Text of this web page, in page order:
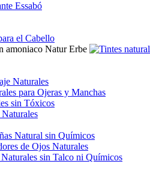
Essabó
el Cabello
amoniaco Natur Erbe
Naturales
para Ojeras y Manchas
sin Tóxicos
Natural sin Químicos
de Ojos Naturales
sin Talco ni Químicos